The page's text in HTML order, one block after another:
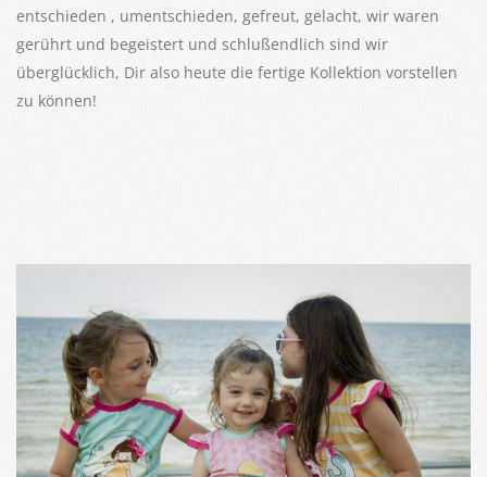
entschieden , umentschieden, gefreut, gelacht, wir waren
gerührt und begeistert und schlußendlich sind wir
überglücklich, Dir also heute die fertige Kollektion vorstellen
zu können!